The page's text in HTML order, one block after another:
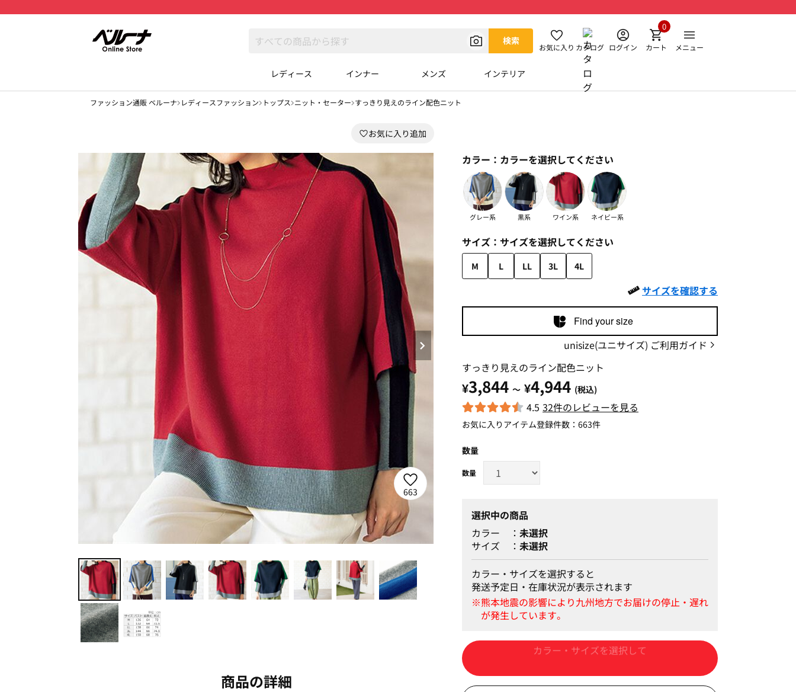
検索
お気に入り カタログ ログイン カート
0
メニュー
レディース インナー メンズ インテリア
ファッション通販 ベルーナ レディースファッション トップス ニット・セーター すっきり見えのライン配色ニット
663
商品の詳細
カラー： カラーを選択してください
グレー系 黒系 ワイン系 ネイビー系
サイズ： サイズを選択してください
M L LL 3L 4L
サイズを確認する
Find your size
unisize(ユニサイズ) ご利用ガイド
すっきり見えのライン配色ニット
¥3,844 ～ ¥4,944 (税込)
4.5 32件のレビューを見る
お気に入りアイテム登録件数： 663件
数量
選択中の商品
カラー
未選択
サイズ
未選択
カラー・サイズを選択すると
発送予定日・在庫状況が表示されます
カートに入れる